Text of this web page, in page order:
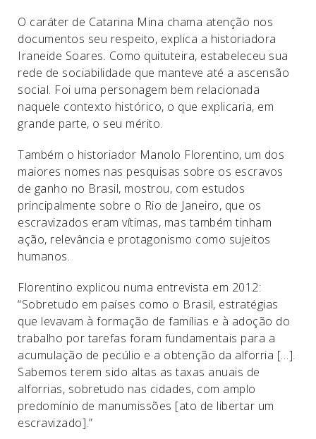
O caráter de Catarina Mina chama atenção nos
documentos seu respeito, explica a historiadora
Iraneide Soares. Como quituteira, estabeleceu sua
rede de sociabilidade que manteve até a ascensão
social. Foi uma personagem bem relacionada
naquele contexto histórico, o que explicaria, em
grande parte, o seu mérito.
Também o historiador Manolo Florentino, um dos
maiores nomes nas pesquisas sobre os escravos
de ganho no Brasil, mostrou, com estudos
principalmente sobre o Rio de Janeiro, que os
escravizados eram vítimas, mas também tinham
ação, relevância e protagonismo como sujeitos
humanos.
Florentino explicou numa entrevista em 2012:
“Sobretudo em países como o Brasil, estratégias
que levavam à formação de famílias e à adoção do
trabalho por tarefas foram fundamentais para a
acumulação de pecúlio e a obtenção da alforria […].
Sabemos terem sido altas as taxas anuais de
alforrias, sobretudo nas cidades, com amplo
predomínio de manumissões [ato de libertar um
escravizado].”